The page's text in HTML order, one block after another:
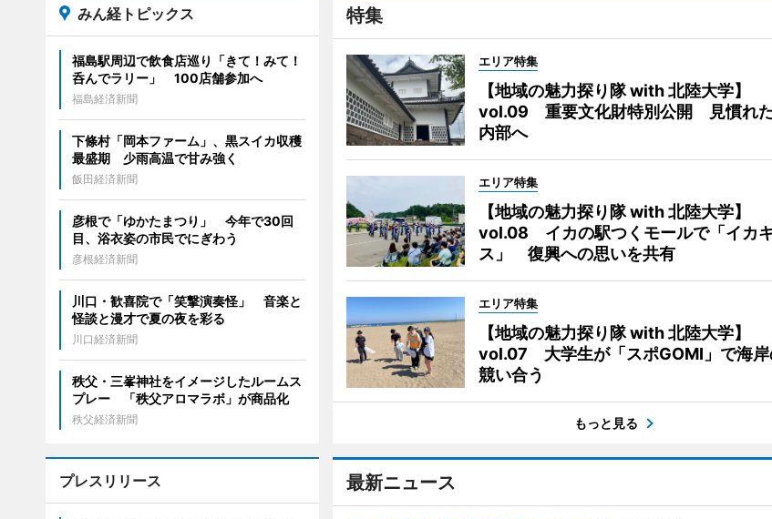
特集
エリア特集
【地域の魅力探り隊 with 北陸大学】
vol.09 重要文化財特別公開 見慣れた
内部へ
エリア特集
【地域の魅力探り隊 with 北陸大学】
vol.08 イカの駅つくモールで「イカ
ス」 復興への思いを共有
エリア特集
【地域の魅力探り隊 with 北陸大学】
vol.07 大学生が「スポGOMI」で海岸
競い合う
もっと見る
最新ニュース
みん経トピックス
福島駅周辺で飲食店巡り「きて！みて！
呑んでラリー」 100店舗参加へ
福島経済新聞
下條村「岡本ファーム」、黒スイカ収穫
最盛期 少雨高温で甘み強く
飯田経済新聞
彦根で「ゆかたまつり」 今年で30回
目、浴衣姿の市民でにぎわう
彦根経済新聞
川口・歓喜院で「笑撃演奏怪」 音楽と
怪談と漫才で夏の夜を彩る
川口経済新聞
秩父・三峯神社をイメージしたルームス
プレー 「秩父アロマラボ」が商品化
秩父経済新聞
プレスリリース